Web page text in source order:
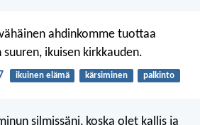
ahdinkomme tuottaa
ikuisen kirkkauden.
ikuinen elämä kärsiminen palkinto
silmissäni, koska olet kallis ja